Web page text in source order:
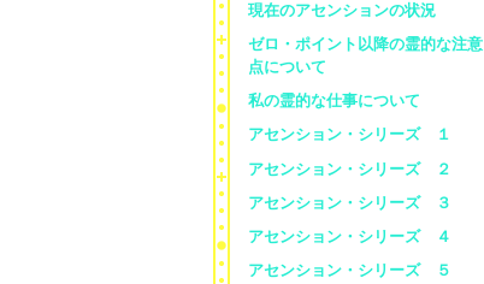
現在のアセンションの状況
ゼロ・ポイント以降の霊的な注意
点について
私の霊的な仕事について
アセンション・シリーズ １
アセンション・シリーズ ２
アセンション・シリーズ ３
アセンション・シリーズ ４
アセンション・シリーズ ５